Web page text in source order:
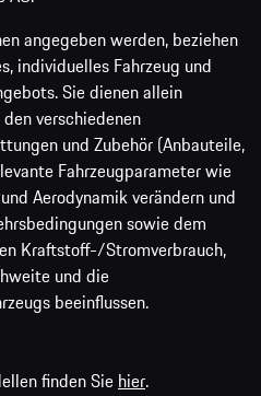
angegeben werden, beziehen
individuelles Fahrzeug und
Sie dienen allein
verschiedenen
und Zubehör (Anbauteile,
Fahrzeugparameter wie
Aerodynamik verändern und
sowie dem
Kraftstoff-/Stromverbrauch,
und die
beeinflussen.
finden Sie hier.